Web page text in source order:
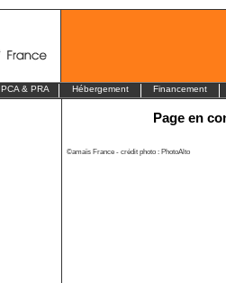
PCA & PRA Hébergement Financement
Page en
©amaïs France - crédit photo : PhotoAlto